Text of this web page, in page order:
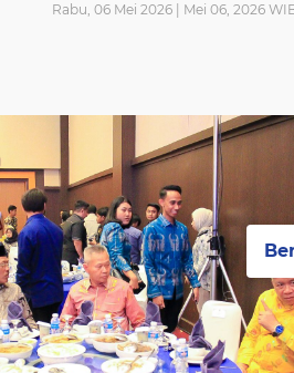
Rabu, 06 Mei 2026 | Mei 06, 2026